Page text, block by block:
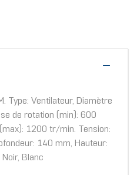
Type: Ventilateur, Diamètre
de rotation (min): 600
1200 tr/min. Tension:
140 mm, Hauteur:
Blanc